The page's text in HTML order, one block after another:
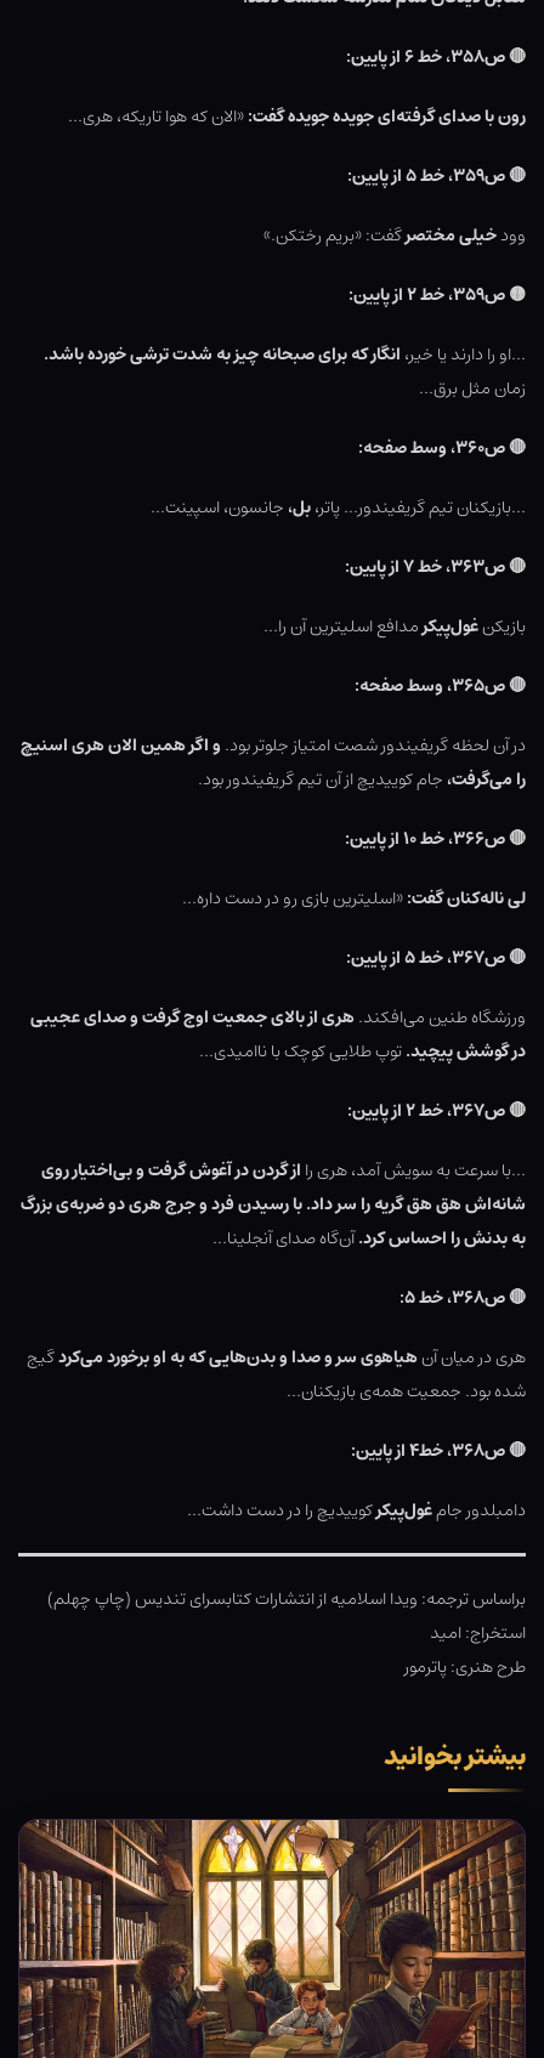
🔴ص۳۵۸، خط ۶ از پایین:
رون با صدای گرفته‌ای جویده جویده گفت:«الان که هوا تاریکه، هری…
🔴ص۳۵۹، خط ۵ از پایین:
وودخیلی مختصرگفت: «بریم رختکن.»
🟡ص۳۵۹، خط ۲ از پایین:
…او را دارند یا خیر، انگار که برای صبحانه چیز به شدت ترشی خورده باشد.
زمان مثل برق…
🔴ص۳۶۰، وسط صفحه:
…بازیکنان تیم گریفیندور… پاتر،بل، جانسون، اسپینت…
🔴ص۳۶۳، خط ۷ از پایین:
بازیکنغول‌پیکرمدافع اسلیترین آن را…
🔴ص۳۶۵، وسط صفحه:
در آن لحظه گریفیندور شصت امتیاز جلوتر بود. و اگر همین الان هری اسنیچ
را می‌گرفت، جام کوییدیچ از آن تیم گریفیندور بود.
🔴ص۳۶۶، خط ۱۰ از پایین:
لی ناله‌کنان گفت:«اسلیترین بازی رو در دست داره…
🔴ص۳۶۷، خط ۵ از پایین:
ورزشگاه طنین می‌افکند.هری از بالای جمعیت اوج گرفت و صدای عجیبی
در گوشش پیچید.توپ طلایی کوچک با ناامیدی…
🔴ص۳۶۷، خط ۲ از پایین:
…با سرعت به سویش آمد، هری را از گردن در آغوش گرفت و بی‌اختیار روی
شانه‌اش هق هق گریه را سر داد. با رسیدن فرد و جرج هری دو ضربه‌ی بزرگ
به بدنش را احساس کرد.آن‌گاه صدای آنجلینا…
🔴ص۳۶۸، خط ۵:
هری در میان آنهیاهوی سر و صدا و بدن‌هایی که به او برخورد می‌کردگیج
شده بود. جمعیت همه‌ی بازیکنان…
🔴ص۳۶۸، خط۴ از پایین:
دامبلدور جامغول‌پیکرکوییدیچ را در دست داشت…
براساس ترجمه: ویدا اسلامیه از انتشارات کتابسرای تندیس (چاپ چهلم)
استخراج: امید
طرح هنری: پاترمور
بیشتر بخوانید